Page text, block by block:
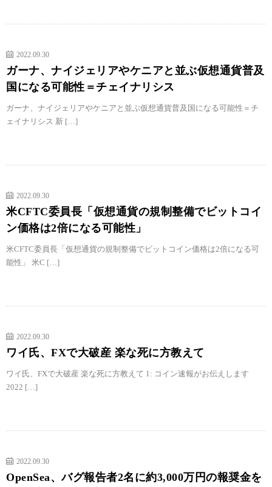
2022.09.30
ガーナ、ナイジェリアやケニアと並ぶ仮想通貨普及
国になる可能性＝チェイナリシス
ガーナ、ナイジェリアやケニアと並ぶ仮想通貨普及国になる可能性＝チ
ェイナリシス 新 […]
2022.09.30
米CFTC委員長「仮想通貨の規制整備でビットコイ
ン価格は2倍になる可能性」
米CFTC委員長「仮想通貨の規制整備でビットコイン価格は2倍になる可
能性」 米C […]
2022.09.30
ワイ氏、FXで大破産 楽な死に方教えて
ワイ氏、FXで大破産 楽な死に方教えて 1: コイン速報がお伝えします
2022 […]
2022.09.30
OpenSea、バグ報告者2名に約3,000万円の報奨金を